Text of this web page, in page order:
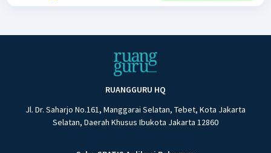
RUANGGURU HQ
Jl. Dr. Saharjo No.161, Manggarai Selatan, Tebet, Kota Jakarta
Selatan, Daerah Khusus Ibukota Jakarta 12860